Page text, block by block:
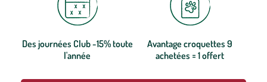
Des journées Club -15% toute
l'année
Avantage croquettes 9
achetées = 1 offert